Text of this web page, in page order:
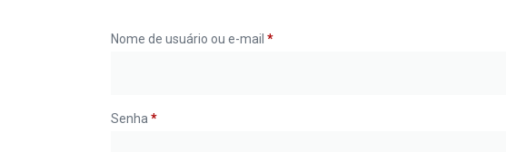
Nome de usuário ou e-mail *
Senha *